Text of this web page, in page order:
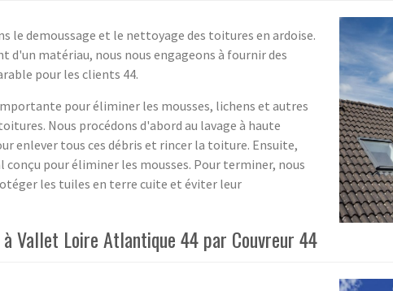
le demoussage et le nettoyage des toitures en ardoise.
matériau, nous nous engageons à fournir des
pour les clients 44.
pour éliminer les mousses, lichens et autres
Nous procédons d'abord au lavage à haute
enlever tous ces débris et rincer la toiture. Ensuite,
pour éliminer les mousses. Pour terminer, nous
les tuiles en terre cuite et éviter leur
Vallet Loire Atlantique 44 par Couvreur 44